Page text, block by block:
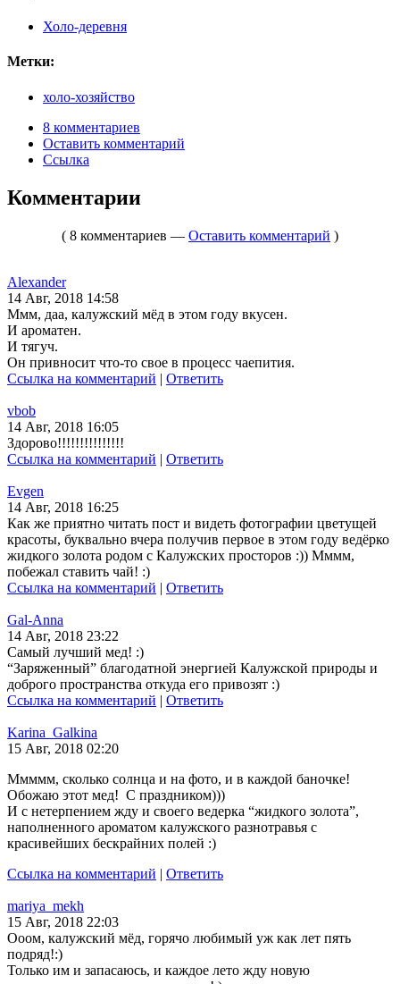
Холо-деревня
Метки:
холо-хозяйство
8 комментариев
Оставить комментарий
Ссылка
Комментарии
( 8 комментариев — Оставить комментарий )
Alexander
14 Авг, 2018 14:58
Ммм, даа, калужский мёд в этом году вкусен.
И ароматен.
И тягуч.
Он привносит что-то свое в процесс чаепития.
Ссылка на комментарий | Ответить
vbob
14 Авг, 2018 16:05
Здорово!!!!!!!!!!!!!!!
Ссылка на комментарий | Ответить
Evgen
14 Авг, 2018 16:25
Как же приятно читать пост и видеть фотографии цветущей
красоты, буквально вчера получив первое в этом году ведёрко
жидкого золота родом с Калужских просторов :)) Мммм,
побежал ставить чай! :)
Ссылка на комментарий | Ответить
Gal-Anna
14 Авг, 2018 23:22
Самый лучший мед! :)
“Заряженный” благодатной энергией Калужской природы и
доброго пространства откуда его привозят :)
Ссылка на комментарий | Ответить
Karina_Galkina
15 Авг, 2018 02:20
Ммммм, сколько солнца и на фото, и в каждой баночке!
Обожаю этот мед! С праздником)))
И с нетерпением жду и своего ведерка “жидкого золота”,
наполненного ароматом калужского разнотравья с
красивейших бескрайних полей :)
Ссылка на комментарий | Ответить
mariya_mekh
15 Авг, 2018 22:03
Ооом, калужский мёд, горячо любимый уж как лет пять
подряд!:)
Только им и запасаюсь, и каждое лето жду новую